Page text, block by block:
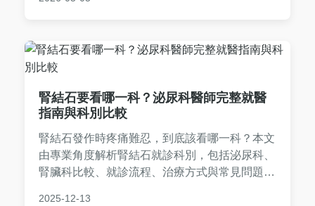
手術，並提供實用預防技巧。文章還包含真實案
徹底了解上顎結石，維護口腔健康。無論是初期
症狀還是尋求治療，這篇指南都能提供有價值的
資訊。
腎結石要看哪一科？泌尿科醫師完整就醫
指南與科別比較
腎結石發作時疼痛難忍，到底該看哪一科？本文
由專業角度解析腎結石就診科別，包括泌尿科、
腎臟科比較、就診流程、治療方式與常見問題，
2025-12-13